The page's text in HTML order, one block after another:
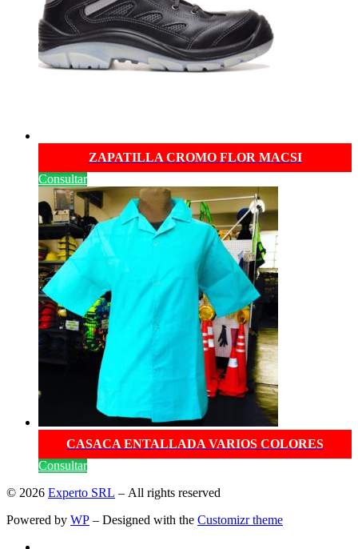
ZAPATILLA CROMO FLOR MACSI
Consultar
CASACA ENTALLADA VARIOS COLORES
Consultar
© 2026 Experto SRL – All rights reserved
Powered by WP – Designed with the Customizr theme